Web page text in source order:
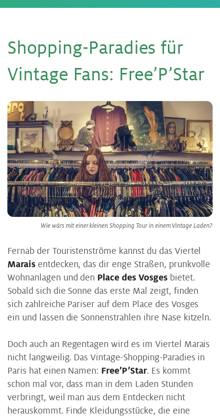
Shop­ping-Pa­ra­dies für
Vin­ta­ge Fans: Free’P’Star
Wie wärs mit einer kleinen Shopping Tour in einem Vintage Laden?
Fernab der Touristenströme kannst du das Viertel
Maraisentdecken, das dir enge Straßen, prunkvolle
Wohnanlagen und den Place des Vosgesbietet.
Sobald sich die Sonne das erste Mal zeigt, finden
sich zahlreiche Pariser auf dem Place des Vosges
ein und lassen die Sonnenstrahlen ihre Nase kitzeln.
Doch auch an Regentagen wird es im Viertel Marais
nicht langweilig. Das Vintage-Shopping-Paradies in
Paris hat einen Namen: Free’P’Star. Es kommt
schon mal vor, dass man in dem Laden Stunden
verbringt, weil man aus dem Entdecken nicht
herauskommt. Finde Kleidungsstücke, die eine